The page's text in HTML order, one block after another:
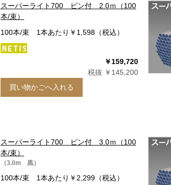
スーパーライト700 ピン付 2.0ｍ（100
本/束）
100本/束 1本あたり￥1,598（税込）
￥159,720
税抜 ￥145,200
買い物かごへ入れる
スーパーライト700 ピン付 3.0ｍ（100
本/束）
（3.0m 黒）
100本/束 1本あたり￥2,299（税込）